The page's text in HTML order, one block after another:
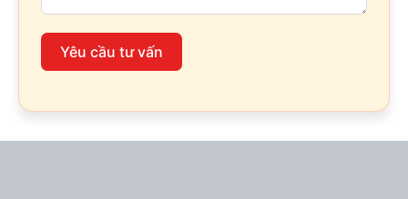
Yêu cầu tư vấn